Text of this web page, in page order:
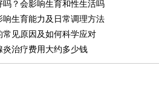
吗？会影响生育和性生活吗
响生育能力及日常调理方法
常见原因及如何科学应对
炎治疗费用大约多少钱